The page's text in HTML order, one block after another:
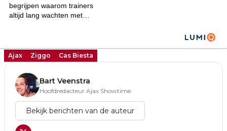
Ajax Ziggo Cas Biesta
Bart Veenstra
Hoofdredacteur Ajax Showtime
Bekijk berichten van de auteur